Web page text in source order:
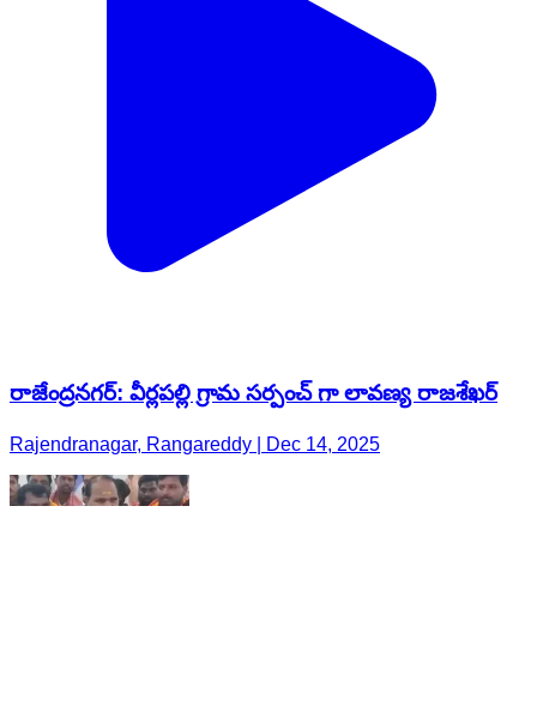
రాజేంద్రనగర్: వీర్లపల్లి గ్రామ సర్పంచ్ గా లావణ్య రాజశేఖర్
Rajendranagar, Rangareddy | Dec 14, 2025